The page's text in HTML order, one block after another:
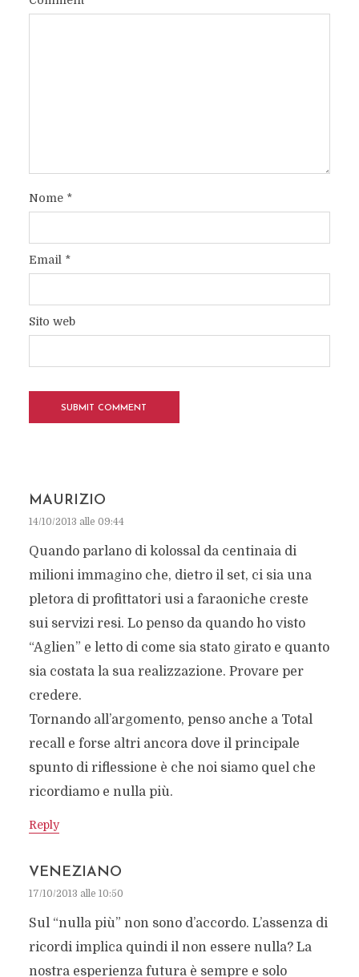
Nome *
Email *
Sito web
MAURIZIO
14/10/2013 alle 09:44
Quando parlano di kolossal da centinaia di
milioni immagino che, dietro il set, ci sia una
pletora di profittatori usi a faraoniche creste
sui servizi resi. Lo penso da quando ho visto
“Aglien” e letto di come sia stato girato e quanto
sia costata la sua realizzazione. Provare per
credere.
Tornando all’argomento, penso anche a Total
recall e forse altri ancora dove il principale
spunto di riflessione è che noi siamo quel che
ricordiamo e nulla più.
Reply
VENEZIANO
17/10/2013 alle 10:50
Sul “nulla più” non sono d’accordo. L’assenza di
ricordi implica quindi il non essere nulla? La
nostra esperienza futura è sempre e solo